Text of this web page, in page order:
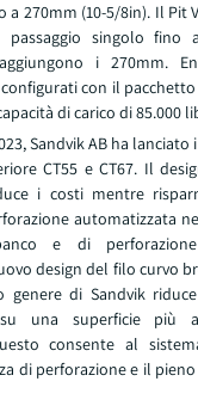
270mm (10-5/8in). Il Pit
singolo fino
i 270mm.
con il pacchetto
di carico di 85.000
Sandvik AB ha
CT55 e CT67. Il
i costi mentre
automatizzata
e di
design del filo curvo
genere di Sandvik
una superficie più
consente al
di perforazione e il